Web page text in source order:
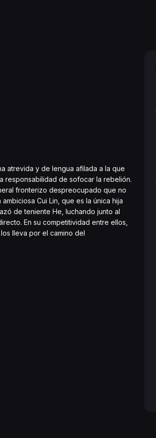
atrevida y de lengua afilada a la que
responsabilidad de sofocar la rebelión.
fronterizo despreocupado que no
Cui Lin, que es la única hija
de teniente He, luchando junto al
En su competitividad entre ellos,
lleva por el camino del